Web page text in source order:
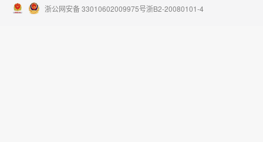
浙公网安备 33010602009975号浙B2-20080101-4